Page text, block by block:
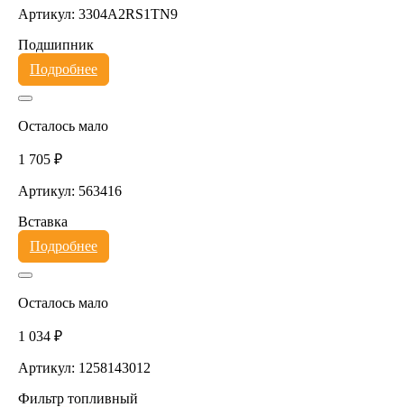
Артикул: 3304A2RS1TN9
Подшипник
Подробнее
Осталось мало
1 705 ₽
Артикул: 563416
Вставка
Подробнее
Осталось мало
1 034 ₽
Артикул: 1258143012
Фильтр топливный